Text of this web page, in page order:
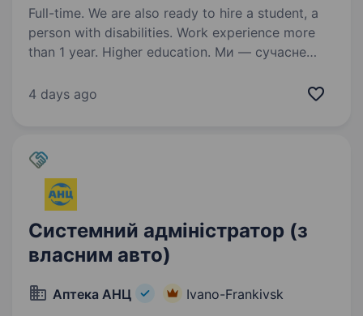
Full-time. We are also ready to hire a student, a
person with disabilities. Work experience more
than 1 year. Higher education. Ми — сучасне
інвестиціями, що входить до складу
для побутової техніки світових брендів є
результатом…
4 days ago
Системний адміністратор (з
власним авто)
Аптека АНЦ Ivano-Frankivsk